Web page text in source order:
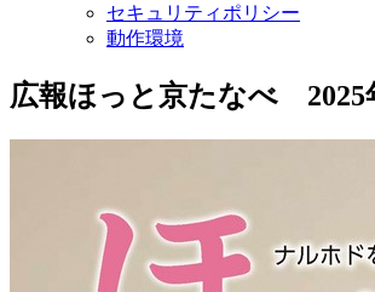
セキュリティポリシー
動作環境
広報ほっと京たなべ 2025